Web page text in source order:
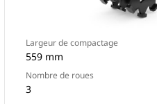
Largeur de compactage
559 mm
Nombre de roues
3